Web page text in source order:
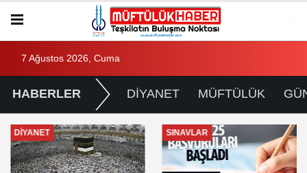
7 Ağustos 2026, Cuma
HABERLER DİYANET MÜFTÜLÜK
DİYANET SINAVLAR